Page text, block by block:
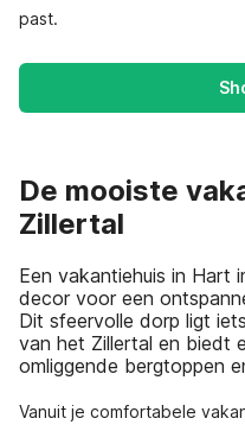
past.
De mooiste
Zillertal
Een vakantiehuis in Hart
decor voor een
Dit sfeervolle dorp ligt
van het Zillertal en biedt
omliggende bergtoppen
Vanuit je comfortabele